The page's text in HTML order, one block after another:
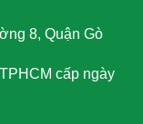
8, Quận Gò
cấp ngày